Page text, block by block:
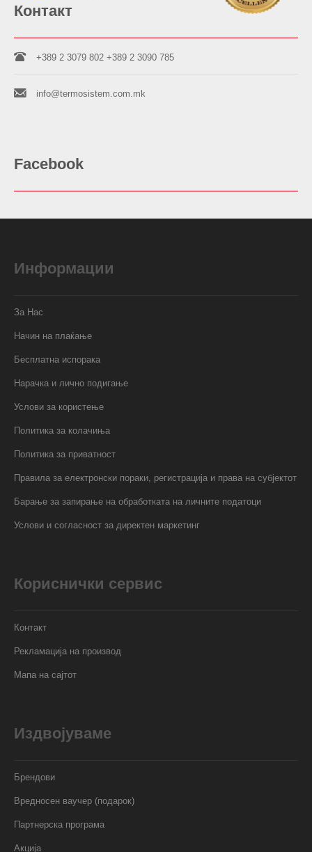
Контакт
+389 2 3079 802 +389 2 3090 785
info@termosistem.com.mk
Facebook
Информации
За Нас
Начин на плаќање
Бесплатна испорака
Нарачка и лично подигање
Услови за користење
Политика за колачиња
Политика за приватност
Правила за електронски пораки, регистрација и права на субјектот
Барање за запирање на обработката на личните податоци
Услови и согласност за директен маркетинг
Кориснички сервис
Контакт
Рекламација на производ
Мапа на сајтот
Издвојуваме
Брендови
Вредносен ваучер (подарок)
Партнерска програма
Акција